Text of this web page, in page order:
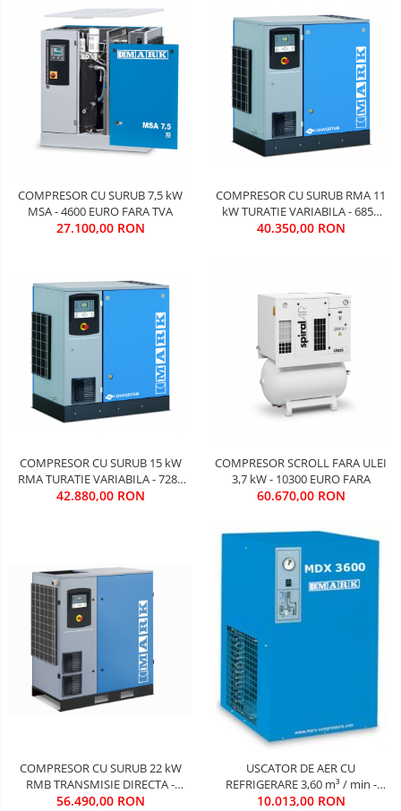
COMPRESOR CU SURUB 7,5 kW
MSA - 4600 EURO FARA TVA
27.100,00 RON
COMPRESOR CU SURUB RMA 11
kW TURATIE VARIABILA - 6850
EURO FARA TVA
40.350,00 RON
COMPRESOR CU SURUB 15 kW
RMA TURATIE VARIABILA - 7280
EURO FARA TVA
42.880,00 RON
COMPRESOR SCROLL FARA ULEI
3,7 kW - 10300 EURO FARA
60.670,00 RON
COMPRESOR CU SURUB 22 kW
RMB TRANSMISIE DIRECTA -
9590 EURO FARA TVA
56.490,00 RON
USCATOR DE AER CU
REFRIGERARE 3,60 m³ / min -
1700 EURO FARA TVA
10.013,00 RON